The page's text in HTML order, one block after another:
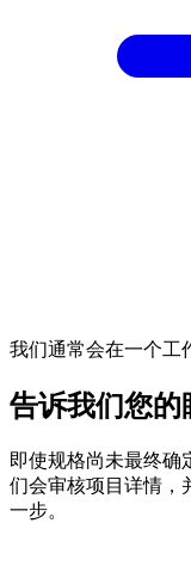
我们通常会在一个工
告诉我们您的
即使规格尚未最终确
们会审核项目详情，
一步。